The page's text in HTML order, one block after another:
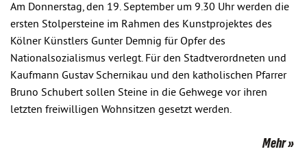
Am Donnerstag, den 19. September um 9.30 Uhr werden die
ersten Stolpersteine im Rahmen des Kunstprojektes des
Kölner Künstlers Gunter Demnig für Opfer des
Nationalsozialismus verlegt. Für den Stadtverordneten und
Kaufmann Gustav Schernikau und den katholischen Pfarrer
Bruno Schubert sollen Steine in die Gehwege vor ihren
letzten freiwilligen Wohnsitzen gesetzt werden.
Mehr